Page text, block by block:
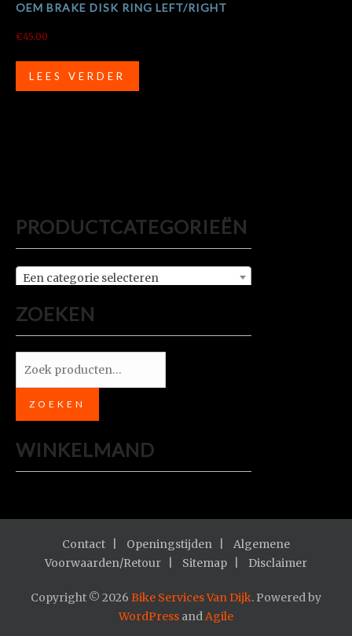
OEM BRAKE DISK RING LEFT/RIGHT
€45.00
LEES VERDER
PRODUCTCATEGORIEËN
Een categorie selecteren
ZOEKEN
Zoeken
ZOEKEN
WINKELMAND
Contact Openingstijden
Algemene
Voorwaarden/Retour
Sitemap Disclaimer
Copyright © 2026 Bike Services Van Dijk. Powered by
WordPress andAgile